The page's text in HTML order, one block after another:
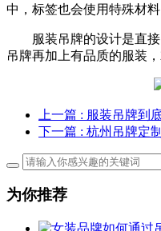
中，标签也会使用特殊材料
服装吊牌的设计是直接
吊牌再加上有品质的服装，
上一篇 : 服装吊牌到
下一篇 : 杭州吊牌定
为你推荐